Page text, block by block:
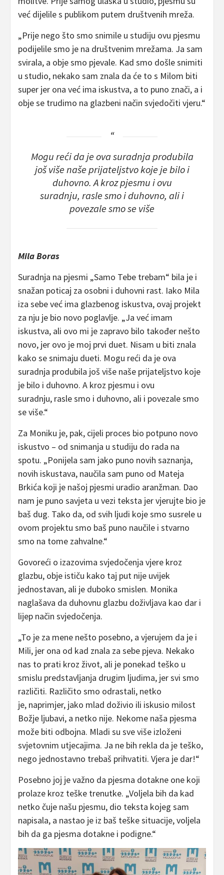
već dijelile s publikom putem društvenih mreža.
„Prije nego što smo snimile u studiju ovu pjesmu
podijelile smo je na društvenim mrežama. Ja sam
svirala, a obje smo pjevale. Kad smo došle snimiti
u studio, nekako sam znala da će to s Milom biti
super jer ona već ima iskustva, a to puno znači, a i
obje se trudimo na glazbeni način svjedočiti vjeru.“
Mogu reći da je ova suradnja produbila
još više naše prijateljstvo koje je bilo i
duhovno. A kroz pjesmu i ovu
suradnju, rasle smo i duhovno, ali i
povezale smo se više
Mila Boras
Suradnja na pjesmi „Samo Tebe trebam“ bila je i
snažan poticaj za osobni i duhovni rast. Iako Mila
iza sebe već ima glazbenog iskustva, ovaj projekt
za nju je bio novo poglavlje. „Ja već imam
iskustva, ali ovo mi je zapravo bilo također nešto
novo, jer ovo je moj prvi duet. Nisam u biti znala
kako se snimaju dueti. Mogu reći da je ova
suradnja produbila još više naše prijateljstvo koje
je bilo i duhovno. A kroz pjesmu i ovu
suradnju, rasle smo i duhovno, ali i povezale smo
se više.“
Za Moniku je, pak, cijeli proces bio potpuno novo
iskustvo – od snimanja u studiju do rada na
spotu. „Ponijela sam jako puno novih saznanja,
novih iskustava, naučila sam puno od Mateja
Brkića koji je našoj pjesmi uradio aranžman. Dao
nam je puno savjeta u vezi teksta jer vjerujte bio je
baš dug. Tako da, od svih ljudi koje smo susrele u
ovom projektu smo baš puno naučile i stvarno
smo na tome zahvalne.“
Govoreći o izazovima svjedočenja vjere kroz
glazbu, obje ističu kako taj put nije uvijek
jednostavan, ali je duboko smislen. Monika
naglašava da duhovnu glazbu doživljava kao dar i
lijep način svjedočenja.
„To je za mene nešto posebno, a vjerujem da je i
Mili, jer ona od kad znala za sebe pjeva. Nekako
nas to prati kroz život, ali je ponekad teško u
smislu predstavljanja drugim ljudima, jer svi smo
različiti. Različito smo odrastali, netko
je, naprimjer, jako mlad doživio ili iskusio milost
Božje ljubavi, a netko nije. Nekome naša pjesma
može biti odbojna. Mladi su sve više izloženi
svjetovnim utjecajima. Ja ne bih rekla da je teško,
nego jednostavno trebaš prihvatiti. Vjera je dar!“
Posebno joj je važno da pjesma dotakne one koji
prolaze kroz teške trenutke. „Voljela bih da kad
netko čuje našu pjesmu, dio teksta kojeg sam
napisala, a nastao je iz baš teške situacije, voljela
bih da ga pjesma dotakne i podigne.“